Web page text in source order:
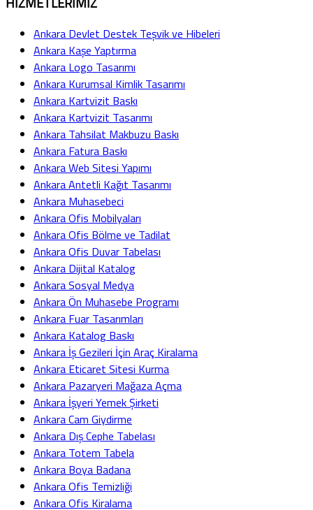
Ankara Devlet Destek Teşvik ve Hibeleri
Ankara Kaşe Yaptırma
Ankara Logo Tasarımı
Ankara Kurumsal Kimlik Tasarımı
Ankara Kartvizit Baskı
Ankara Kartvizit Tasarımı
Ankara Tahsilat Makbuzu Baskı
Ankara Fatura Baskı
Ankara Web Sitesi Yapımı
Ankara Antetli Kağıt Tasarımı
Ankara Muhasebeci
Ankara Ofis Mobilyaları
Ankara Ofis Bölme ve Tadilat
Ankara Ofis Duvar Tabelası
Ankara Dijital Katalog
Ankara Sosyal Medya
Ankara Ön Muhasebe Programı
Ankara Fuar Tasarımları
Ankara Katalog Baskı
Ankara İş Gezileri İçin Araç Kiralama
Ankara Eticaret Sitesi Kurma
Ankara Pazaryeri Mağaza Açma
Ankara İşyeri Yemek Şirketi
Ankara Cam Giydirme
Ankara Dış Cephe Tabelası
Ankara Totem Tabela
Ankara Boya Badana
Ankara Ofis Temizliği
Ankara Ofis Kiralama